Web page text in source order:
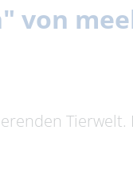
von